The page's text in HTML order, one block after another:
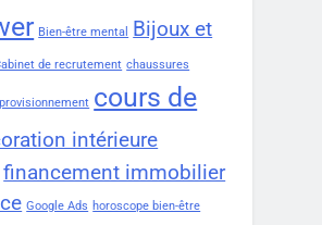
Bien-être mental
Bijoux et
de recrutement chaussures
cours de
intérieure
financement immobilier
Google Ads horoscope bien-être